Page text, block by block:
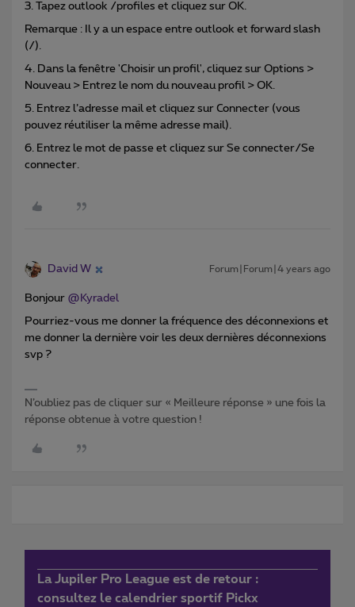
3. Tapez outlook /profiles et cliquez sur OK.
Remarque : Il y a un espace entre outlook et forward slash
(/).
4. Dans la fenêtre 'Choisir un profil', cliquez sur Options >
Nouveau > Entrez le nom du nouveau profil > OK.
5. Entrez l’adresse mail et cliquez sur Connecter (vous
pouvez réutiliser la même adresse mail).
6. Entrez le mot de passe et cliquez sur Se connecter/Se
connecter.
David W Forum|Forum|4 years ago
Bonjour @Kyradel
Pourriez-vous me donner la fréquence des déconnexions et
me donner la dernière voir les deux dernières déconnexions
svp ?
N’oubliez pas de cliquer sur « Meilleure réponse » une fois la
réponse obtenue à votre question !
La Jupiler Pro League est de retour :
consultez le calendrier sportif Pickx